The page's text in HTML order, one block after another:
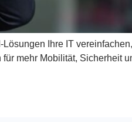
Ihre IT
mehr Mobilität, Sicherheit